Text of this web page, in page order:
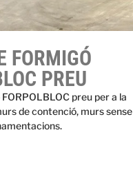
FORMIGÓ
PREU
preu per a la
de contenció, murs sense